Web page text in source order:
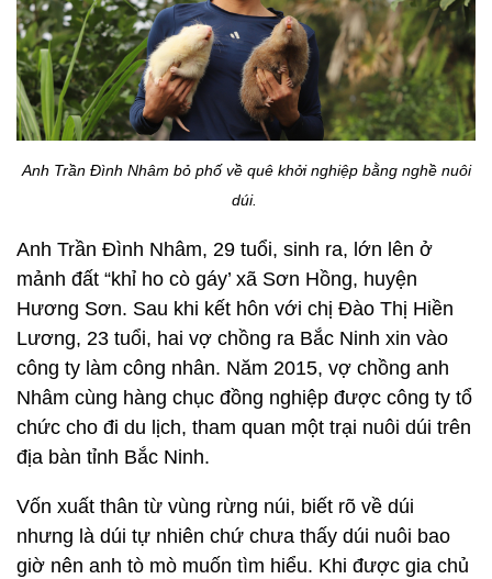
Anh Trần Đình Nhâm bỏ phố về quê khởi nghiệp bằng nghề nuôi
dúi.
Anh Trần Đình Nhâm, 29 tuổi, sinh ra, lớn lên ở
mảnh đất “khỉ ho cò gáy’ xã Sơn Hồng, huyện
Hương Sơn. Sau khi kết hôn với chị Đào Thị Hiền
Lương, 23 tuổi, hai vợ chồng ra Bắc Ninh xin vào
công ty làm công nhân. Năm 2015, vợ chồng anh
Nhâm cùng hàng chục đồng nghiệp được công ty tổ
chức cho đi du lịch, tham quan một trại nuôi dúi trên
địa bàn tỉnh Bắc Ninh.
Vốn xuất thân từ vùng rừng núi, biết rõ về dúi
nhưng là dúi tự nhiên chứ chưa thấy dúi nuôi bao
giờ nên anh tò mò muốn tìm hiểu. Khi được gia chủ